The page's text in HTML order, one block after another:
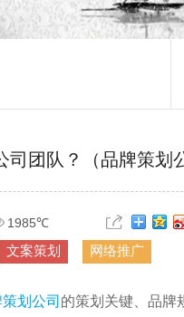
团队？（品牌策划
1985℃
文案策划 网络推广
划公司 的策划关键、品牌